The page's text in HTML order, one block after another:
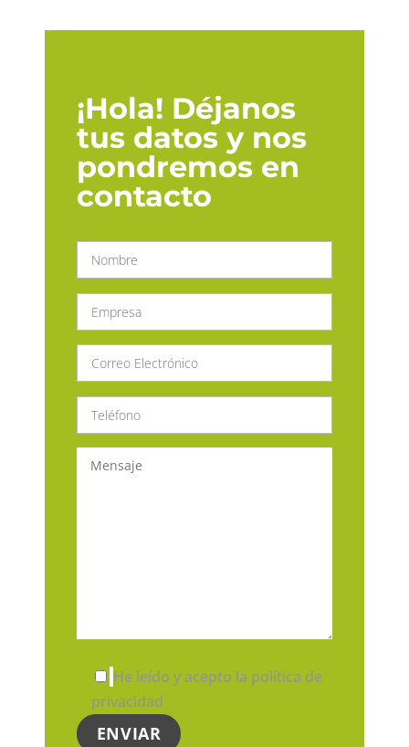
¡Hola! Déjanos
tus datos y nos
pondremos en
contacto
He leído y acepto la política de
privacidad